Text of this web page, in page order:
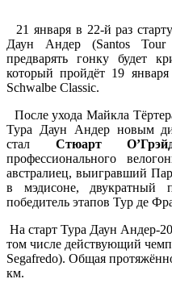
21 января в 22-й раз
Даун Андер (Santos
предварять гонку будет
который пройдёт 19
Schwalbe Classic.
После ухода Майкла
Тура Даун Андер новым
стал Стюарт
профессионального
австралиец, выигравший
в мэдисоне, двукратный
победитель этапов Тур де
На старт Тура Даун Андер-
том числе действующий
Segafredo). Общая
км.